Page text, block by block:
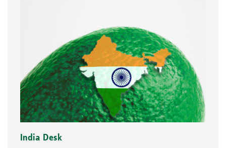
India Desk